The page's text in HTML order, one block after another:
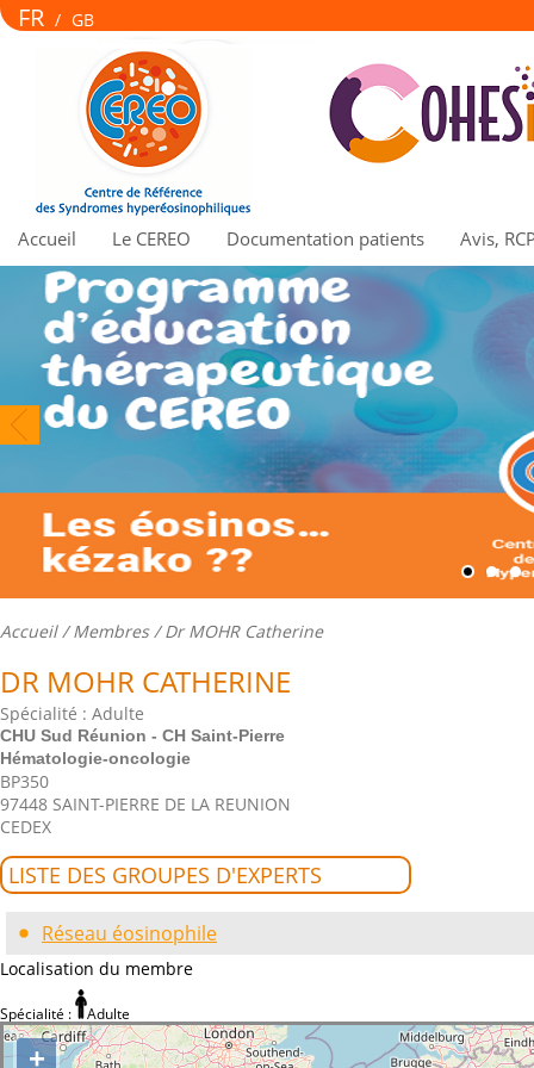
FR / GB
Accueil Le CEREO Documentation patients Avis,
Accueil/Membres/ Dr MOHR Catherine
DR MOHR CATHERINE
Spécialité : Adulte
CHU Sud Réunion - CH Saint-Pierre
Hématologie-oncologie
BP350
97448 SAINT-PIERRE DE LA REUNION
CEDEX
LISTE DES GROUPES D'EXPERTS
Réseau éosinophile
Localisation du membre
Spécialité : Adulte
+